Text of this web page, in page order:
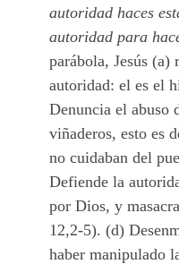
autoridad haces
autoridad para
parábola, Jesús (a)
autoridad: el es el
Denuncia el abuso
viñaderos, esto es
no cuidaban del
Defiende la
por Dios, y
12,2-5). (d)
haber manipulado